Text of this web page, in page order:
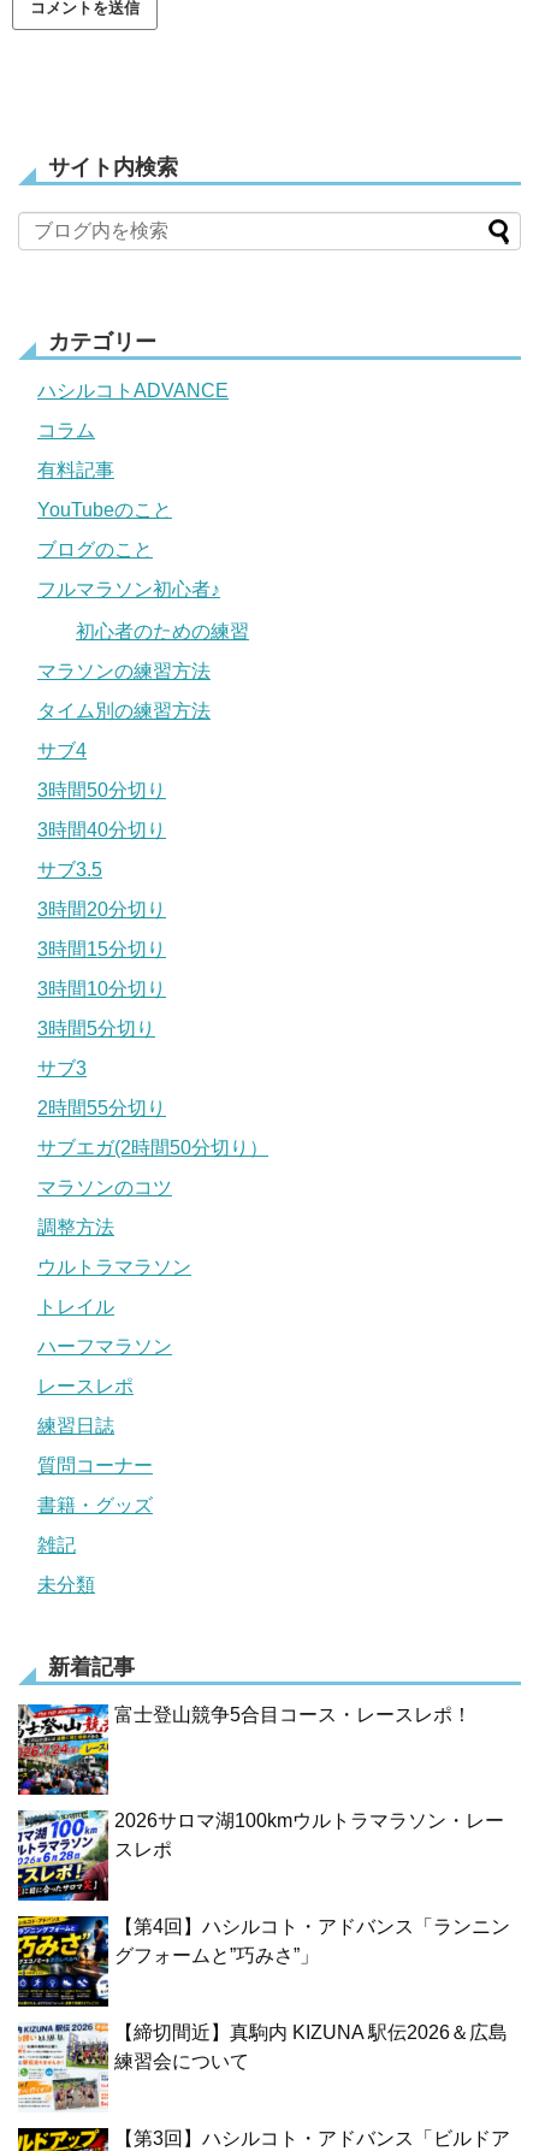
サイト内検索
カテゴリー
ハシルコトADVANCE
コラム
有料記事
YouTubeのこと
ブログのこと
フルマラソン初心者♪
初心者のための練習
マラソンの練習方法
タイム別の練習方法
サブ4
3時間50分切り
3時間40分切り
サブ3.5
3時間20分切り
3時間15分切り
3時間10分切り
3時間5分切り
サブ3
2時間55分切り
サブエガ(2時間50分切り）
マラソンのコツ
調整方法
ウルトラマラソン
トレイル
ハーフマラソン
レースレポ
練習日誌
質問コーナー
書籍・グッズ
雑記
未分類
新着記事
富士登山競争5合目コース・レースレポ！
2026サロマ湖100kmウルトラマラソン・レー
スレポ
【第4回】ハシルコト・アドバンス「ランニン
グフォームと”巧みさ”」
【締切間近】真駒内 KIZUNA 駅伝2026＆広島
練習会について
【第3回】ハシルコト・アドバンス「ビルドア